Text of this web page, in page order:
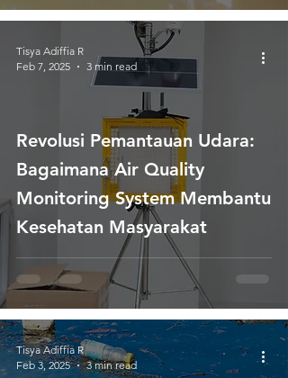
Revolusi Pemantauan Udara:
Bagaimana Air Quality
Monitoring System Membantu
Kesehatan Masyarakat
Tisya Adiffia R
Feb 7, 2025
3 min read
Tisya Adiffia R
Feb 3, 2025
3 min read